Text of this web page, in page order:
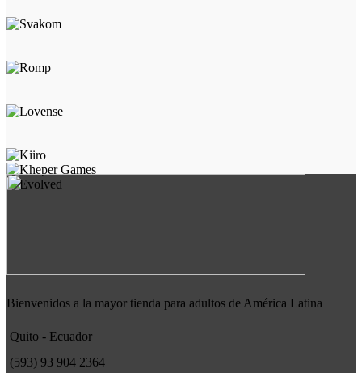
Bienvenidos a la mayor tienda para adultos de América Latina
Quito - Ecuador
(593) 93 904 2364